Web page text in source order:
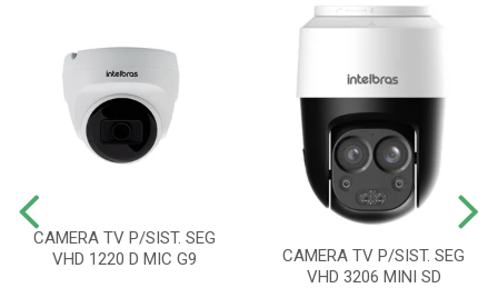
CAMERA TV P/SIST. SEG
VHD 1220 D MIC G9
CAMERA TV P/SIST. SEG
VHD 3206 MINI SD